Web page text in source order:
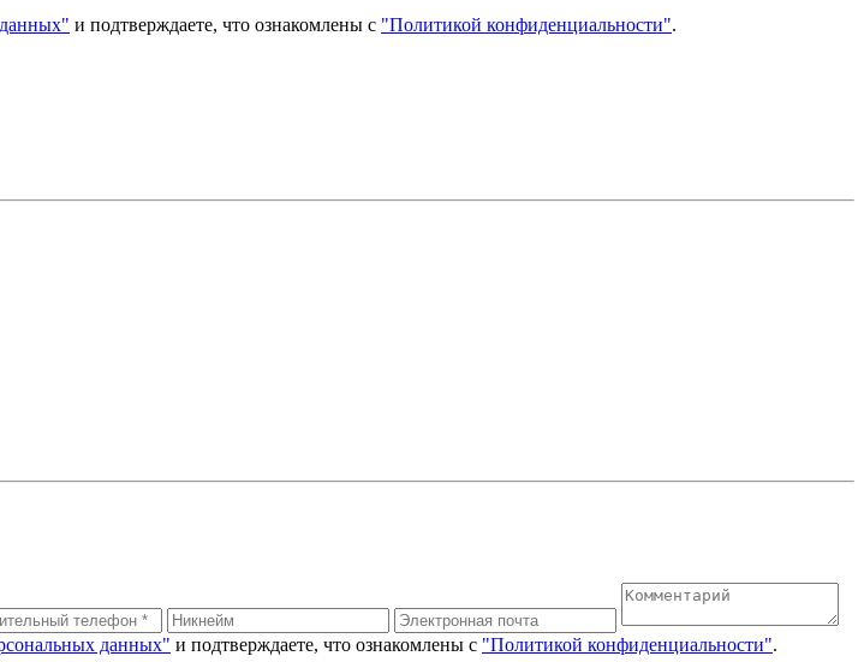
и подтверждаете, что ознакомлены с "Политикой конфиденциальности".
данных" и подтверждаете, что ознакомлены с "Политикой конфиденциальности".